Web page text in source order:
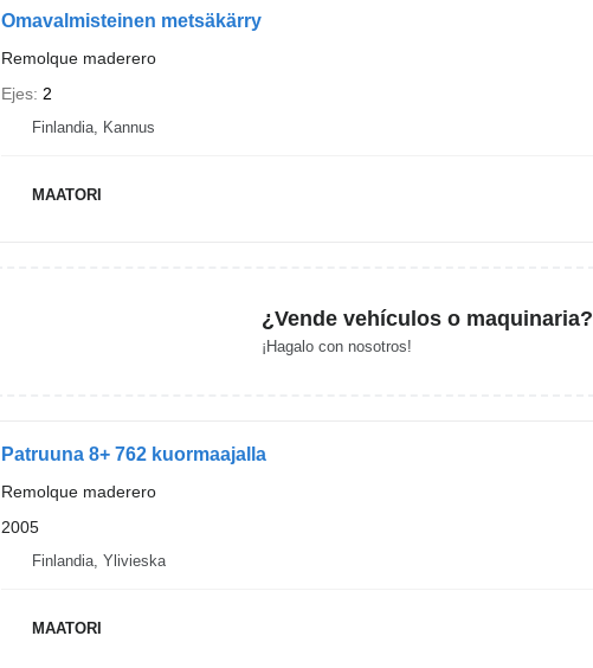
Omavalmisteinen metsäkärry
Remolque maderero
Ejes 2
Finlandia, Kannus
MAATORI
¿Vende vehículos o maquinaria?
¡Hagalo con nosotros!
Patruuna 8+ 762 kuormaajalla
Remolque maderero
2005
Finlandia, Ylivieska
MAATORI